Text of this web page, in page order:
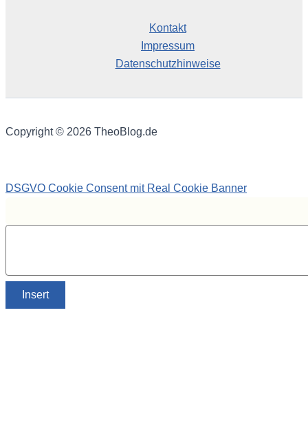
Kontakt
Impressum
Datenschutzhinweise
Copyright © 2026 TheoBlog.de
DSGVO Cookie Consent mit Real Cookie Banner
Insert